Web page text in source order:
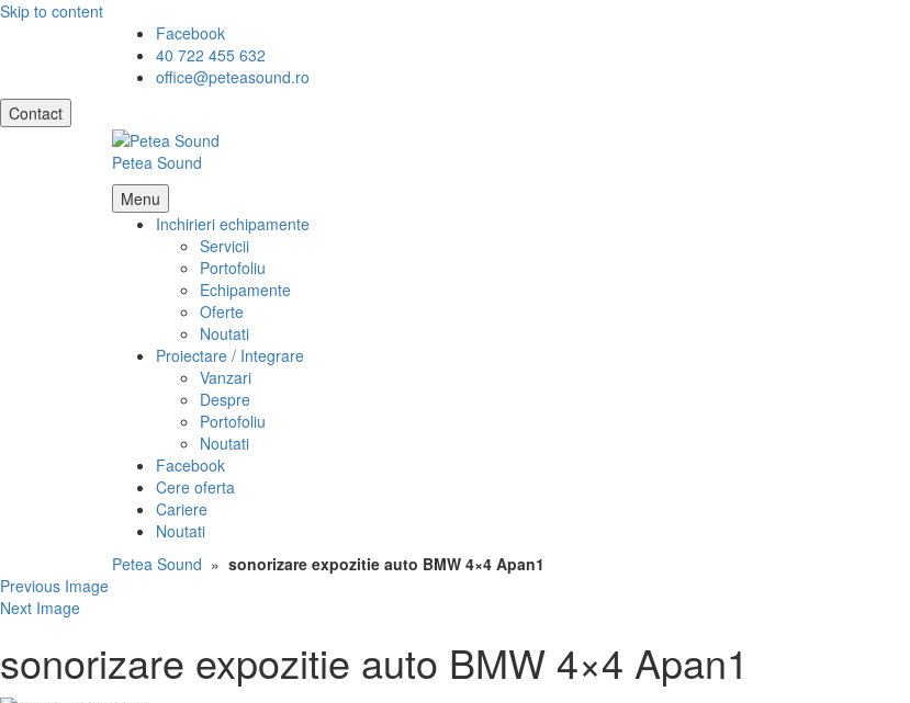
Skip to content
Facebook
40 722 455 632
office@peteasound.ro
Contact
Petea Sound
Menu
Inchirieri echipamente
Servicii
Portofoliu
Echipamente
Oferte
Noutati
Proiectare / Integrare
Vanzari
Despre
Portofoliu
Noutati
Facebook
Cere oferta
Cariere
Noutati
Petea Sound » sonorizare expozitie auto BMW 4×4 Apan1
Previous Image
Next Image
sonorizare expozitie auto BMW 4×4 Apan1